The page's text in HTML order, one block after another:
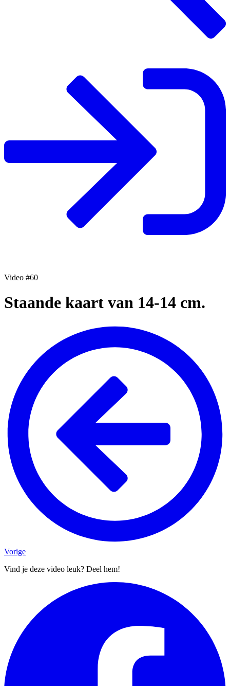
Video #60
Staande kaart van 14-14 cm.
Vorige
Vind je deze video leuk? Deel hem!